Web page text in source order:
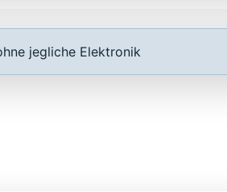
jegliche Elektronik